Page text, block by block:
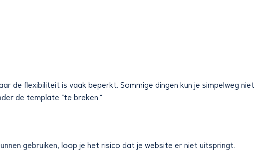
de flexibiliteit is vaak beperkt. Sommige dingen kun je simpelweg niet
de template “te breken.”
gebruiken, loop je het risico dat je website er niet uitspringt.